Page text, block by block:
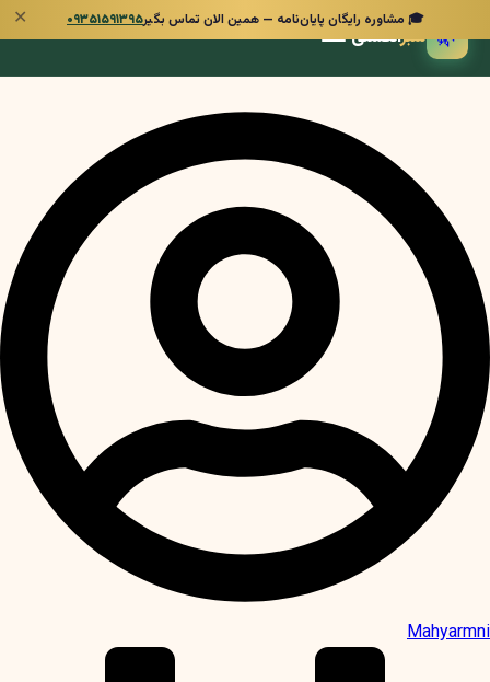
🎓 مشاوره رایگان پایان‌نامه — همین الان تماس بگیر۰۹۳۵۱۵۹۱۳۹۵ ✕
🌿 سبزانگشتی
Mahyarmni